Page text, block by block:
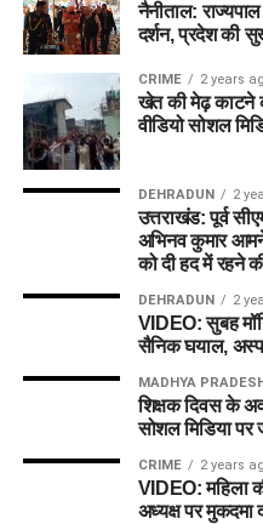
नैनीताल:
दर्शन, प्रदेश की
CRIME 2 years
खेत की मेढ़ काटने
वीडियो सोशल
DEHRADUN 2
उत्तराखंड: पूर्व
अभिनव कुमार
को दी हद में रहने
DEHRADUN 2
VIDEO: सुबह
सैनिक घयाल,
MADHYA
शिक्षक दिवस के
सोशल मिडिया पर
CRIME 2 years
VIDEO: महिला
अध्यक्ष पर मुकदमा